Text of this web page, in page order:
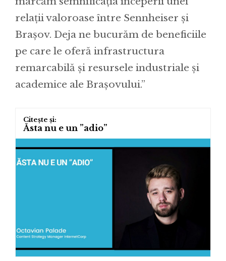
relații valoroase între Sennheiser și
Brașov. Deja ne bucurăm de beneficiile
pe care le oferă infrastructura
remarcabilă și resursele industriale și
academice ale Brașovului.”
Ăsta nu e un ”adio”